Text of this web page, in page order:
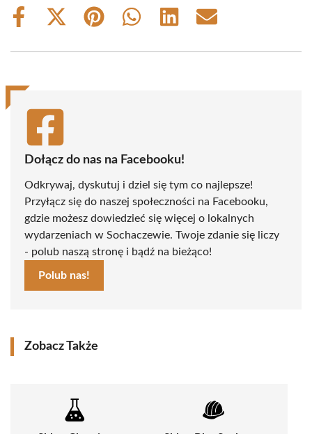
Share
Share
(Twitter)
Share
Share
Share
Share
Dołącz do nas na Facebooku!
Odkrywaj, dyskutuj i dziel się tym co najlepsze!
Przyłącz się do naszej społeczności na Facebooku,
gdzie możesz dowiedzieć się więcej o lokalnych
wydarzeniach w Sochaczewie. Twoje zdanie się liczy
- polub naszą stronę i bądź na bieżąco!
Polub nas!
Zobacz Także